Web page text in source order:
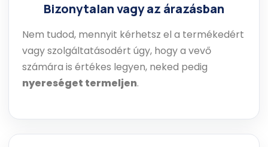
Bizonytalan vagy az árazásban
Nem tudod, mennyit kérhetsz el a termékedért
vagy szolgáltatásodért úgy, hogy a vevő
számára is értékes legyen, neked pedig
nyereséget termeljen.